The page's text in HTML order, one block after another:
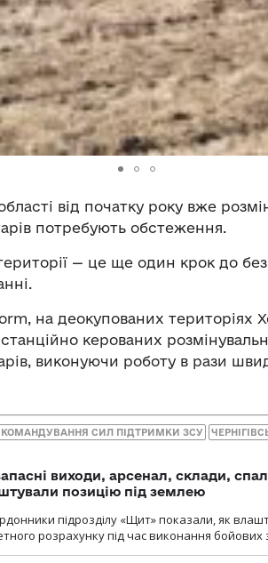
від початку року вже
потребують обстеження.
— це ще один крок до
на деокупованих територіях
керованих
виконуючи роботу в рази
КОМАНДУВАННЯ СИЛ ПІДТРИМКИ ЗСУ
виходи, арсенал, склади,
позицію під землею
підрозділу «Щит» показали, як
розрахунку під час виконання бойових